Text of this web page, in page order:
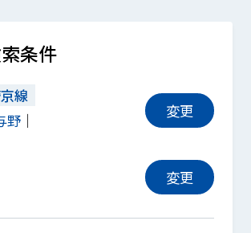
条件
線
野
変更
変更